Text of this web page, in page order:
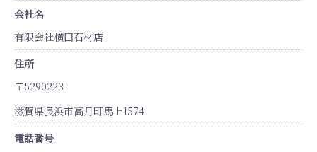
会社名
有限会社横田石材店
住所
〒5290223
滋賀県長浜市高月町馬上1574
電話番号